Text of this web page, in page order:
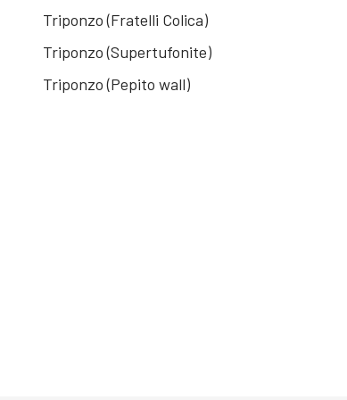
Triponzo (Fratelli Colica)
Triponzo (Supertufonite)
Triponzo (Pepito wall)